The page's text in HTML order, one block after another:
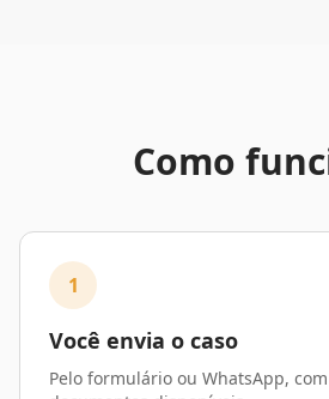
Como
1
Você envia o caso
Pelo formulário ou WhatsApp,